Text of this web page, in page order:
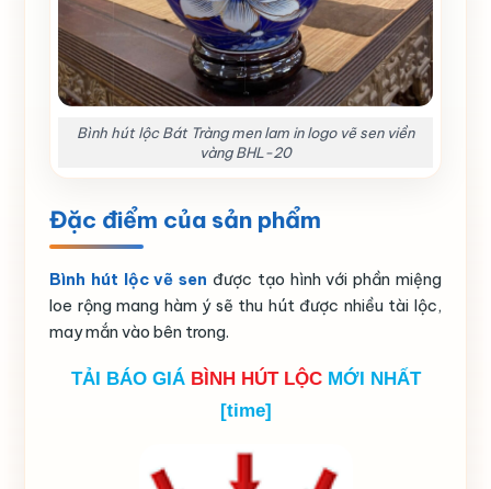
Bình hút lộc Bát Tràng men lam in logo vẽ sen viền
vàng BHL-20
Đặc điểm của sản phẩm
Bình hút lộc vẽ sen được tạo hình với phần miệng
loe rộng mang hàm ý sẽ thu hút được nhiều tài lộc,
may mắn vào bên trong.
TẢI BÁO GIÁ BÌNH HÚT LỘCMỚI NHẤT
[time]